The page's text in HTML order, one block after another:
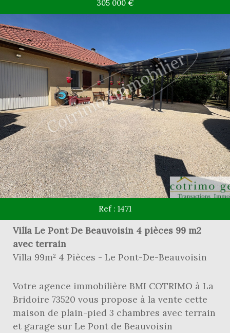
305 000 €
Ref : 1471
Villa Le Pont De Beauvoisin 4 pièces 99 m2
avec terrain
Villa 99m² 4 Pièces - Le Pont-De-Beauvoisin
Votre agence immobilière BMI COTRIMO à La
Bridoire 73520 vous propose à la vente cette
maison de plain-pied 3 chambres avec terrain
et garage sur Le Pont de Beauvoisin